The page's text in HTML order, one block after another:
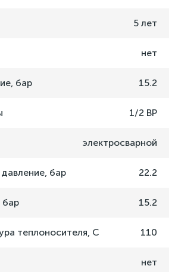
5 лет
нет
бар 15.2
1/2 ВР
электросварной
бар 22.2
бар 15.2
теплоносителя, C 110
нет